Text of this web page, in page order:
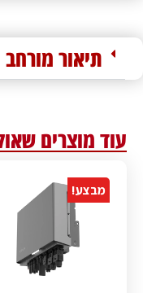
תיאור מורחב
עוד מוצרים
מבצע!